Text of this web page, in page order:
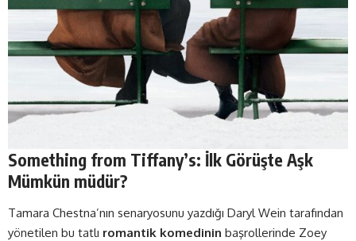
Something from Tiffany’s: İlk Görüşte Aşk
Mümkün müdür?
Tamara Chestna’nın senaryosunu yazdığı Daryl Wein tarafından
yönetilen bu tatlı romantik komedinin başrollerinde Zoey